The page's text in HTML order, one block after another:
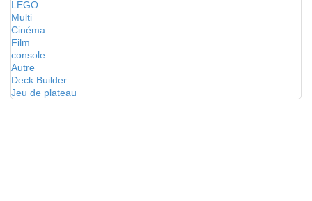
LEGO
Multi
Cinéma
Film
console
Autre
Deck Builder
Jeu de plateau